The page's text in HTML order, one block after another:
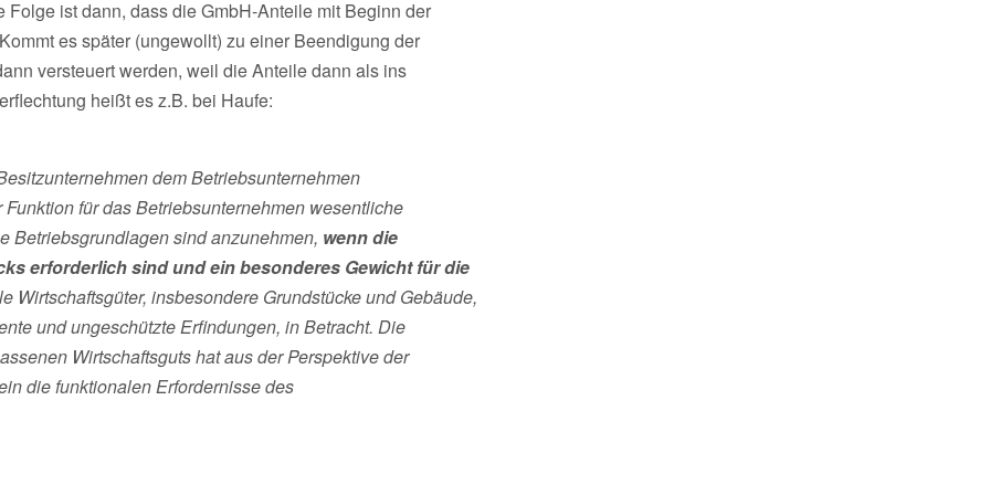
ist dann, dass die GmbH-Anteile mit Beginn der
es später (ungewollt) zu einer Beendigung der
versteuert werden, weil die Anteile dann als ins
heißt es z.B. bei Haufe:
dem Betriebsunternehmen
für das Betriebsunternehmen wesentliche
Betriebsgrundlagen sind anzunehmen, wenn die
erforderlich sind und ein besonderes Gewicht für die
Wirtschaftsgüter, insbesondere Grundstücke und Gebäude,
und ungeschützte Erfindungen, in Betracht. Die
Wirtschaftsguts hat aus der Perspektive der
die funktionalen Erfordernisse des